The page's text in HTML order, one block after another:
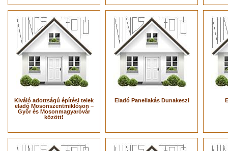
Kiváló adottságú építési telek
eladó Mosonszentmiklóson –
Győr és Mosonmagyaróvár
között!
Eladó Panellakás Dunakeszi